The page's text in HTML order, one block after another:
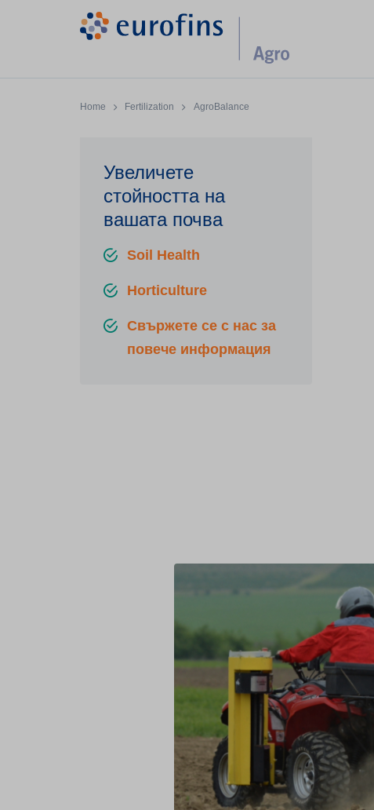
Home Fertilization AgroBalance
Увеличете
стойността на
вашата почва
Soil Health
Horticulture
Свържете се с нас за
повече информация